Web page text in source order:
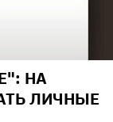
НА
ЛИЧНЫЕ